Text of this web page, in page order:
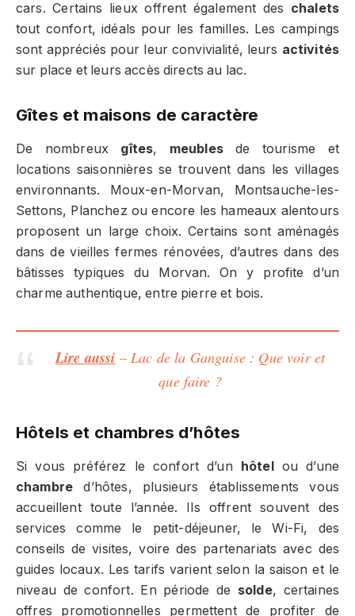
cars. Certains lieux offrent également des chalets
tout confort, idéals pour les familles. Les campings
sont appréciés pour leur convivialité, leurs activités
sur place et leurs accès directs au lac.
Gîtes et maisons de caractère
De nombreux gîtes, meublesde tourisme et
locations saisonnières se trouvent dans les villages
environnants. Moux-en-Morvan, Montsauche-les-
Settons, Planchez ou encore les hameaux alentours
proposent un large choix. Certains sont aménagés
dans de vieilles fermes rénovées, d’autres dans des
bâtisses typiques du Morvan. On y profite d’un
charme authentique, entre pierre et bois.
Lire aussi – Lac de la Ganguise : Que voir et
que faire ?
Hôtels et chambres d’hôtes
Si vous préférez le confort d’un hôtelou d’une
chambre d’hôtes, plusieurs établissements vous
accueillent toute l’année. Ils offrent souvent des
services comme le petit-déjeuner, le Wi-Fi, des
conseils de visites, voire des partenariats avec des
guides locaux. Les tarifs varient selon la saison et le
niveau de confort. En période de solde, certaines
offres promotionnelles permettent de profiter de